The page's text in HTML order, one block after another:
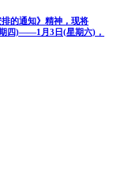
的通知》精神，现将
四)——1月3日(星期六)，